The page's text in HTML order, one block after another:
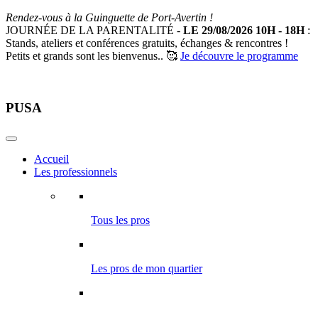
Rendez-vous à la Guinguette de Port-Avertin !
JOURNÉE DE LA PARENTALITÉ - LE 29/08/2026 10H - 18H:
Stands, ateliers et conférences gratuits, échanges & rencontres !
Petits et grands sont les bienvenus.. 🥰 Je découvre le programme
PUSA
Accueil
Les professionnels
Tous les pros
Les pros de mon quartier